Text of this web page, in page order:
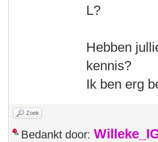
L?
Hebben
kennis?
Ik ben erg
Zoek
Bedankt door: